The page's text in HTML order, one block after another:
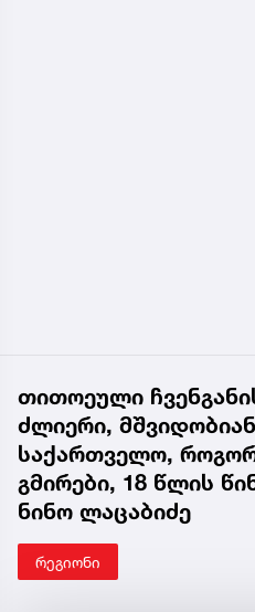
თითოეული
ძლიერი,
საქართველო,
გმირები, 18 წლის
ნინო ლაცაბიძე
რეგიონი